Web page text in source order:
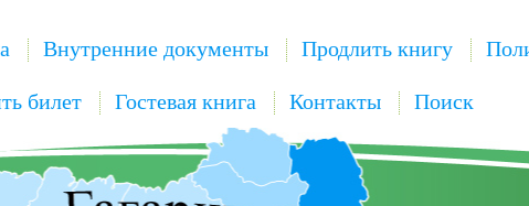
Внутренние документы Продлить книгу
билет Гостевая книга Контакты Поиск